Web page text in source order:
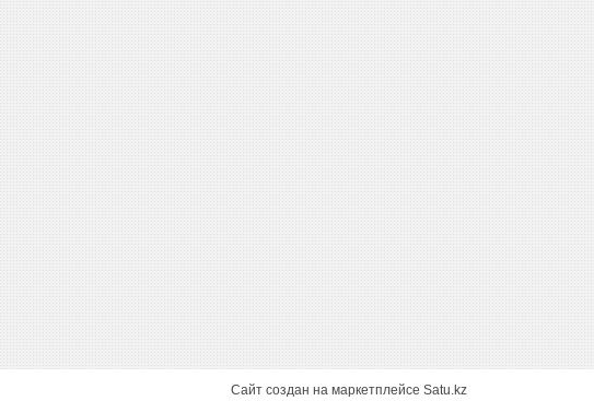
Сайт создан на маркетплейсе Satu.kz